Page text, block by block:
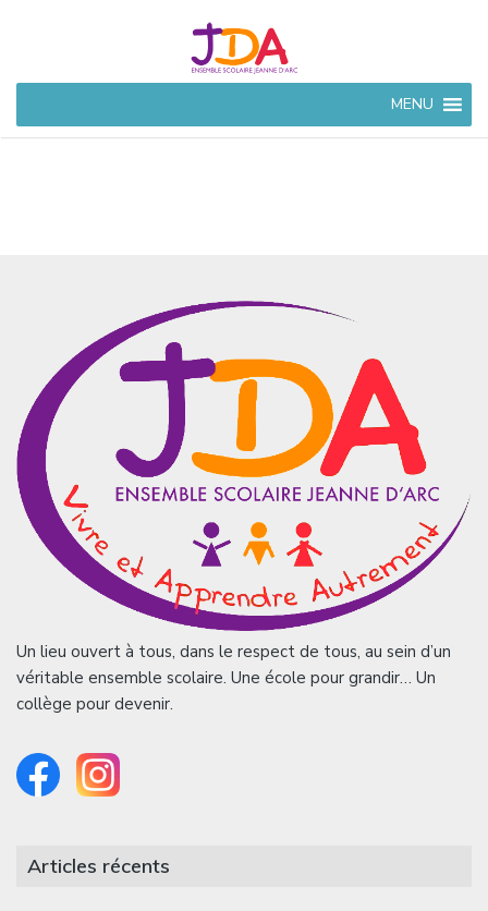
D'ARC
MENU
Un lieu ouvert à tous, dans le respect de tous, au sein d’un
véritable ensemble scolaire. Une école pour grandir… Un
collège pour devenir.
Articles récents